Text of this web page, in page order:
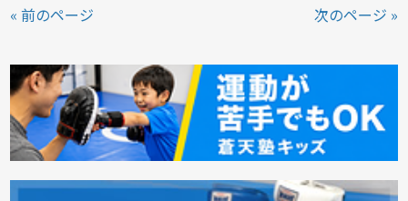
« 前のページ 次のページ »